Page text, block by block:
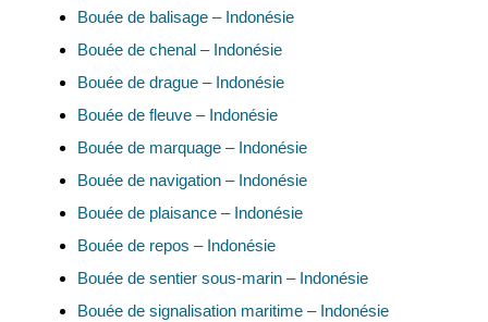
Bouée de balisage – Indonésie
Bouée de chenal – Indonésie
Bouée de drague – Indonésie
Bouée de fleuve – Indonésie
Bouée de marquage – Indonésie
Bouée de navigation – Indonésie
Bouée de plaisance – Indonésie
Bouée de repos – Indonésie
Bouée de sentier sous-marin – Indonésie
Bouée de signalisation maritime – Indonésie